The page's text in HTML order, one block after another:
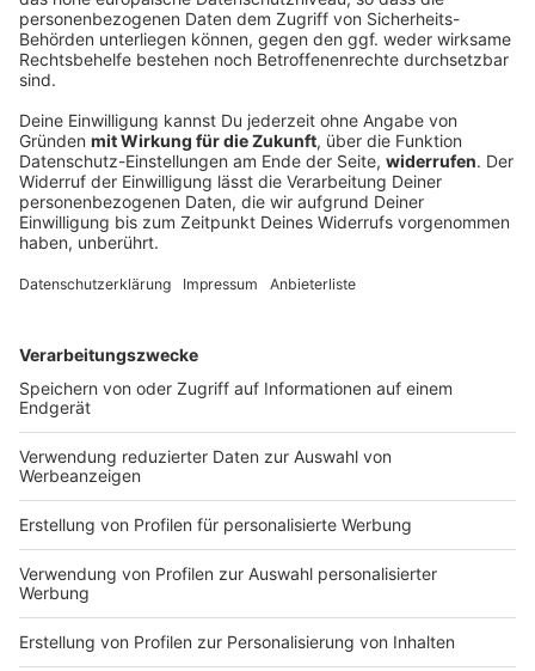
Funkel schwärmt von Klose: «Wahnsinnig gute
Arbeit»
Ein Tabellenziel hat der 1. FC Nürnberg öffentlich
nicht ausgegeben. Geht es nach Trainer-Urgestein
und den Franken ganz nach oben.
DEINE GEMERKTEN ARTIKEL
Du hast dir noch keine Artikel gemerkt
Markiere sie hierfür mit einem